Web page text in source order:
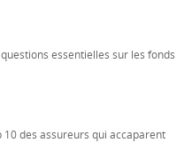
essentielles sur les fonds
10 des assureurs qui accaparent